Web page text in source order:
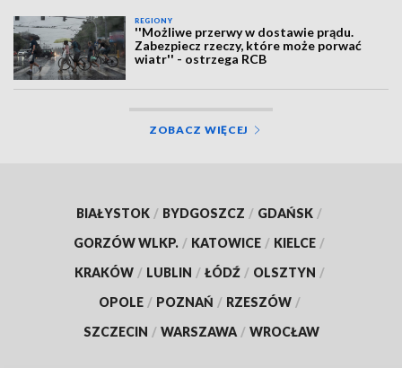
REGIONY
''Możliwe przerwy w dostawie prądu.
Zabezpiecz rzeczy, które może porwać
wiatr'' - ostrzega RCB
ZOBACZ WIĘCEJ
BIAŁYSTOK / BYDGOSZCZ / GDAŃSK /
GORZÓW WLKP. / KATOWICE / KIELCE /
KRAKÓW / LUBLIN / ŁÓDŹ / OLSZTYN /
OPOLE / POZNAŃ / RZESZÓW /
SZCZECIN / WARSZAWA / WROCŁAW